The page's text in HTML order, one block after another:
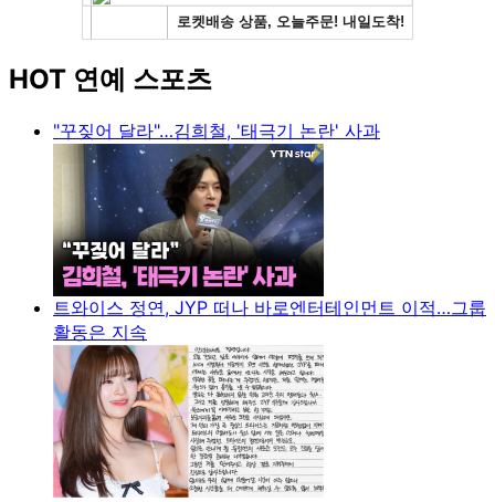
HOT 연예 스포츠
"꾸짖어 달라"…김희철, '태극기 논란' 사과
트와이스 정연, JYP 떠나 바로엔터테인먼트 이적…그룹
활동은 지속